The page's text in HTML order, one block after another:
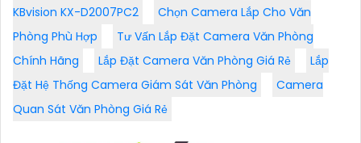
KBvision KX-D2007PC2
Chọn Camera Lắp Cho Văn
Phòng Phù Hợp
Tư Vấn Lắp Đặt Camera Văn Phòng
Chính Hãng
Lắp Đặt Camera Văn Phòng Giá Rẻ
Lắp
Đặt Hệ Thống Camera Giám Sát Văn Phòng
Camera
Quan Sát Văn Phòng Giá Rẻ